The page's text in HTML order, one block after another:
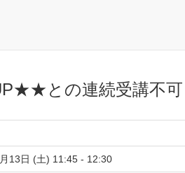
との連続受講不可
13日 (土) 11:45 - 12:30